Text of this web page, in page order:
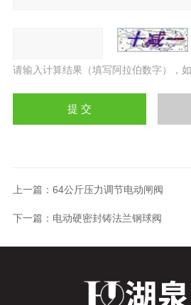
请输入计算结果（填写阿拉伯数字），
上一篇： 64公斤压力调节电动闸阀
下一篇： 电动硬密封铸法兰钢球阀